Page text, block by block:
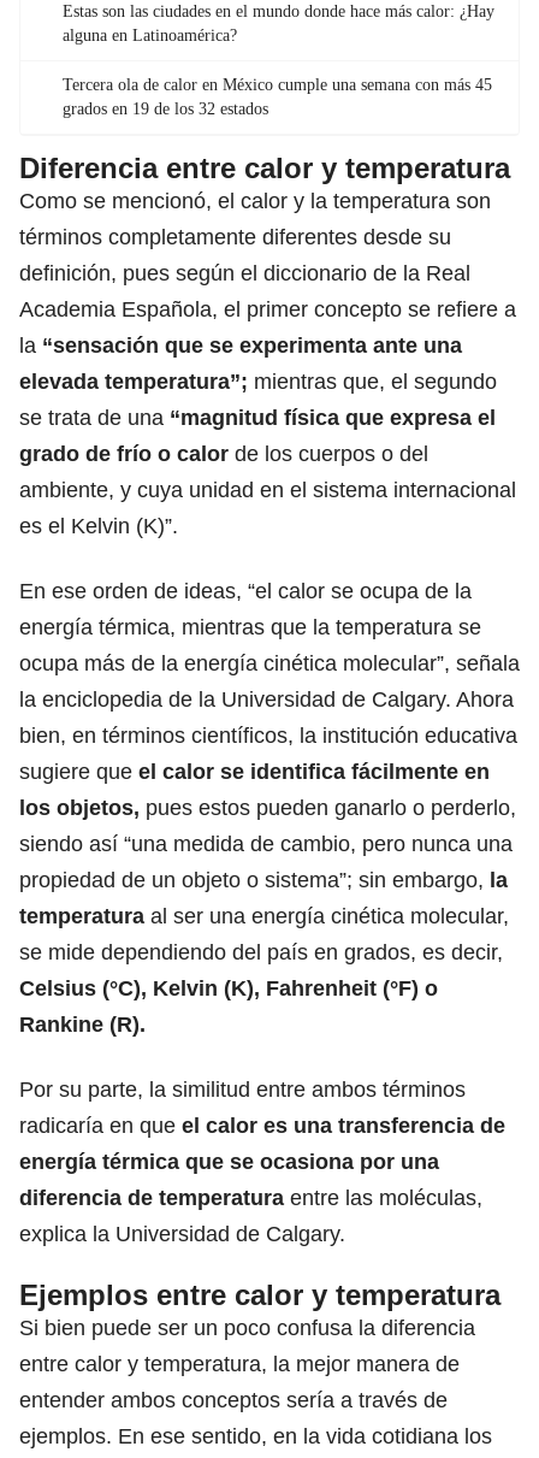
Estas son las ciudades en el mundo donde hace más calor: ¿Hay
alguna en Latinoamérica?
Tercera ola de calor en México cumple una semana con más 45
grados en 19 de los 32 estados
Diferencia entre calor y temperatura
Como se mencionó, el calor y la temperatura son
términos completamente diferentes desde su
definición, pues según el diccionario de la Real
Academia Española, el primer concepto se refiere a
la “sensación que se experimenta ante una
elevada temperatura”; mientras que, el segundo
se trata de una “magnitud física que expresa el
grado de frío o calor de los cuerpos o del
ambiente, y cuya unidad en el sistema internacional
es el Kelvin (K)”.
En ese orden de ideas, “el calor se ocupa de la
energía térmica, mientras que la temperatura se
ocupa más de la energía cinética molecular”, señala
la enciclopedia de la Universidad de Calgary. Ahora
bien, en términos científicos, la institución educativa
sugiere que el calor se identifica fácilmente en
los objetos, pues estos pueden ganarlo o perderlo,
siendo así “una medida de cambio, pero nunca una
propiedad de un objeto o sistema”; sin embargo, la
temperatura al ser una energía cinética molecular,
se mide dependiendo del país en grados, es decir,
Celsius (°C), Kelvin (K), Fahrenheit (°F) o
Rankine (R).
Por su parte, la similitud entre ambos términos
radicaría en que el calor es una transferencia de
energía térmica que se ocasiona por una
diferencia de temperatura entre las moléculas,
explica la Universidad de Calgary.
Ejemplos entre calor y temperatura
Si bien puede ser un poco confusa la diferencia
entre calor y temperatura, la mejor manera de
entender ambos conceptos sería a través de
ejemplos. En ese sentido, en la vida cotidiana los